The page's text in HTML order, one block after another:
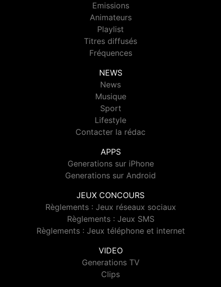
Emissions
Animateurs
Playlist
Titres diffusés
Fréquences
NEWS
News
Musique
Sport
Lifestyle
Contacter la rédac
APPS
Generations sur iPhone
Generations sur Android
JEUX CONCOURS
Règlements : Jeux réseaux sociaux
Règlements : Jeux SMS
Règlements : Jeux téléphone et internet
VIDEO
Generations TV
Clips